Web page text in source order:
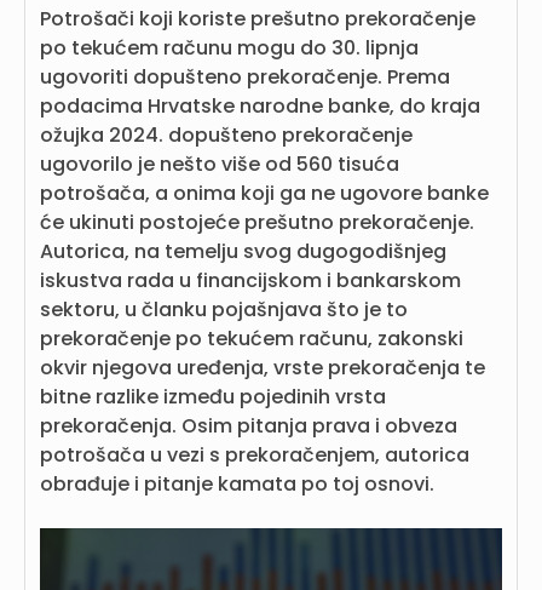
Potrošači koji koriste prešutno prekoračenje
po tekućem računu mogu do 30. lipnja
ugovoriti dopušteno prekoračenje. Prema
podacima Hrvatske narodne banke, do kraja
ožujka 2024. dopušteno prekoračenje
ugovorilo je nešto više od 560 tisuća
potrošača, a onima koji ga ne ugovore banke
će ukinuti postojeće prešutno prekoračenje.
Autorica, na temelju svog dugogodišnjeg
iskustva rada u financijskom i bankarskom
sektoru, u članku pojašnjava što je to
prekoračenje po tekućem računu, zakonski
okvir njegova uređenja, vrste prekoračenja te
bitne razlike između pojedinih vrsta
prekoračenja. Osim pitanja prava i obveza
potrošača u vezi s prekoračenjem, autorica
obrađuje i pitanje kamata po toj osnovi.